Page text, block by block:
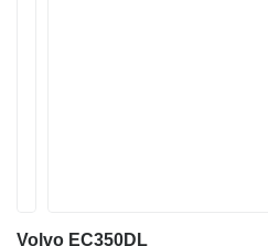
Volvo EC350DL